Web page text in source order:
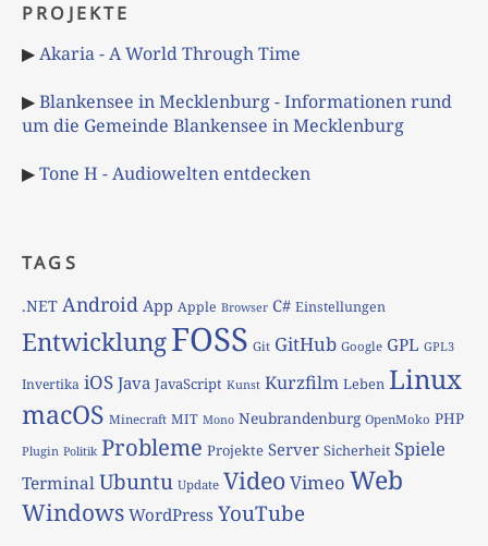
PROJEKTE
▶Akaria - A World Through Time
▶Blankensee in Mecklenburg - Informationen rund
um die Gemeinde Blankensee in Mecklenburg
▶Tone H - Audiowelten entdecken
TAGS
.NET Android App Apple Browser C# Einstellungen
EntwicklungFOSS Git GitHub Google GPL GPL3
Invertika iOS Java JavaScript Kunst Kurzfilm Leben Linux
macOS Minecraft MIT Mono Neubrandenburg OpenMoko PHP
Plugin Politik Probleme Projekte Server Sicherheit Spiele
TerminalUbuntu Update VideoVimeo Web
Windows WordPress YouTube